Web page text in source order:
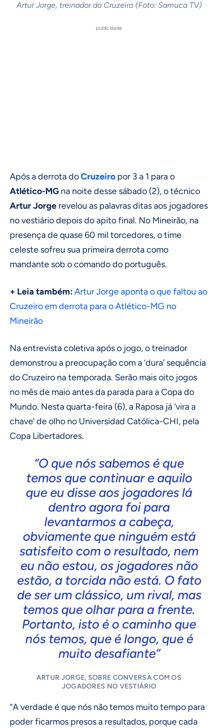
Artur Jorge, treinador do Cruzeiro (Foto: Samuca TV)
publicidade
Após a derrota doCruzeiro por 3 a 1 para o
Atlético-MG na noite desse sábado (2), o técnico
Artur Jorge revelou as palavras ditas aos jogadores
no vestiário depois do apito final. No Mineirão, na
presença de quase 60 mil torcedores, o time
celeste sofreu sua primeira derrota como
mandante sob o comando do português.
+ Leia também:Artur Jorge aponta o que faltou ao
Cruzeiro em derrota para o Atlético-MG no
Mineirão
Na entrevista coletiva após o jogo, o treinador
demonstrou a preocupação com a ‘dura’ sequência
do Cruzeiro na temporada. Serão mais oito jogos
no mês de maio antes da parada para a Copa do
Mundo. Nesta quarta-feira (6), a Raposa já ‘vira a
chave’ de olho no Universidad Católica-CHI, pela
Copa Libertadores.
“O que nós sabemos é que
temos que continuar e aquilo
que eu disse aos jogadores lá
dentro agora foi para
levantarmos a cabeça,
obviamente que ninguém está
satisfeito com o resultado, nem
eu não estou, os jogadores não
estão, a torcida não está. O fato
de ser um clássico, um rival, mas
temos que olhar para a frente.
Portanto, isto é o caminho que
nós temos, que é longo, que é
muito desafiante”
ARTUR JORGE, SOBRE CONVERSA COM OS
JOGADORES NO VESTIÁRIO
“A verdade é que nós não temos muito tempo para
poder ficarmos presos a resultados, porque cada